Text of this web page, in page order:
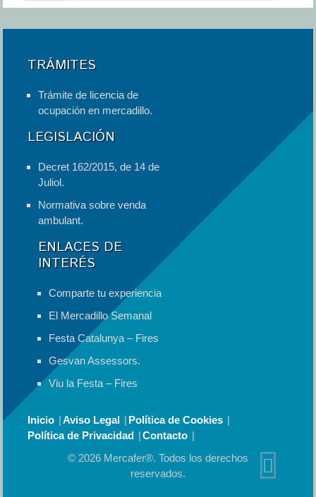
TRÁMITES
Trámite de licencia de
ocupación en mercadillo.
LEGISLACIÓN
Decret 162/2015, de 14 de
Juliol.
Normativa sobre venda
ambulant.
ENLACES DE
INTERÉS
Comparte tu experiencia
El Mercadillo Semanal
Festa Catalunya – Fires
Gesvan Assessors.
Viu la Festa – Fires
Inicio Aviso Legal
Política de Cookies
Política de Privacidad
Contacto
© 2026 Mercafer®. Todos los derechos
reservados.